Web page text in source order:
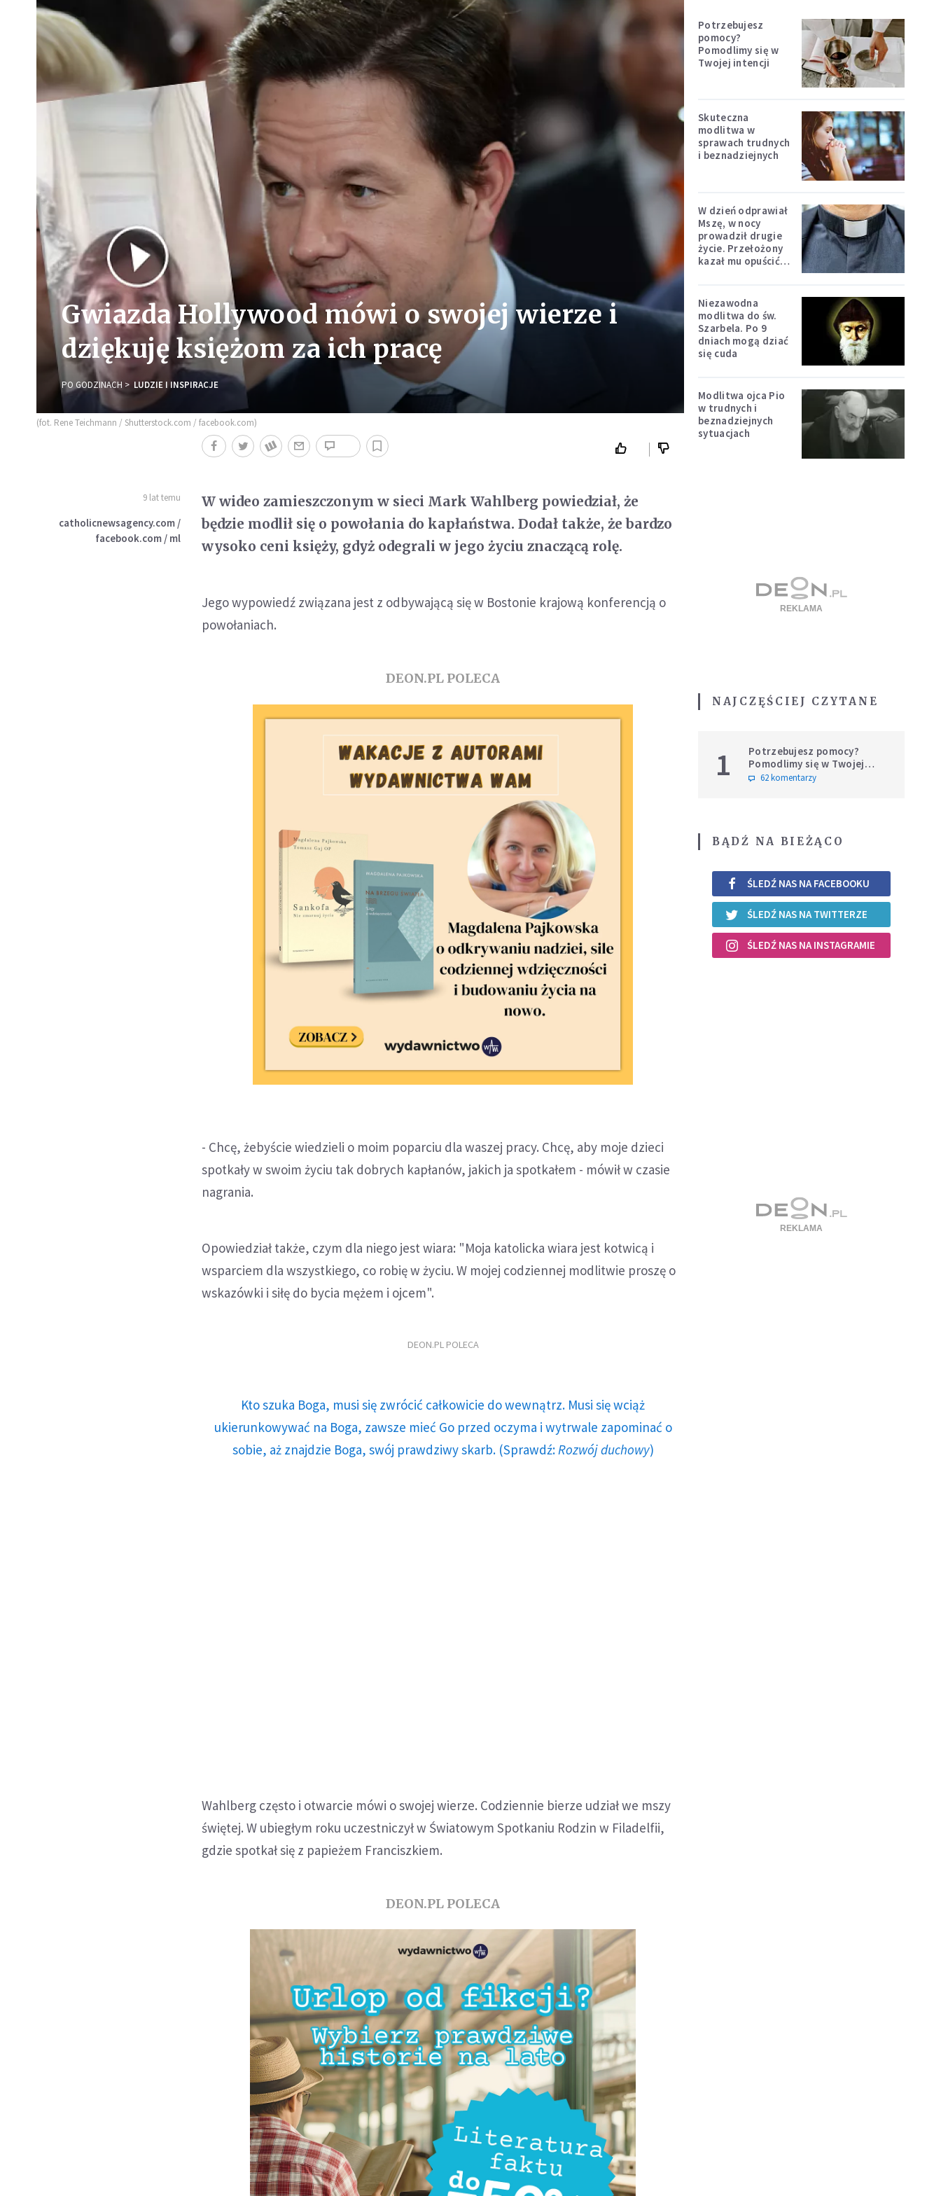
Gwiazda Hollywood mówi o swojej wierze i
dziękuję księżom za ich pracę
PO GODZINACH LUDZIE I INSPIRACJE
(fot. Rene Teichmann / Shutterstock.com / facebook.com)
9 lat temu
catholicnewsagency.com /
facebook.com / ml
W wideo zamieszczonym w sieci Mark Wahlberg powiedział, że
będzie modlił się o powołania do kapłaństwa. Dodał także, że bardzo
wysoko ceni księży, gdyż odegrali w jego życiu znaczącą rolę.
Jego wypowiedź związana jest z odbywającą się w Bostonie krajową konferencją o
powołaniach.
DEON.PL POLECA
- Chcę, żebyście wiedzieli o moim poparciu dla waszej pracy. Chcę, aby moje dzieci
spotkały w swoim życiu tak dobrych kapłanów, jakich ja spotkałem - mówił w czasie
nagrania.
Opowiedział także, czym dla niego jest wiara: "Moja katolicka wiara jest kotwicą i
wsparciem dla wszystkiego, co robię w życiu. W mojej codziennej modlitwie proszę o
wskazówki i siłę do bycia mężem i ojcem".
DEON.PL POLECA
Kto szuka Boga, musi się zwrócić całkowicie do wewnątrz. Musi się wciąż
ukierunkowywać na Boga, zawsze mieć Go przed oczyma i wytrwale zapominać o
sobie, aż znajdzie Boga, swój prawdziwy skarb. (Sprawdź: Rozwój duchowy)
Wahlberg często i otwarcie mówi o swojej wierze. Codziennie bierze udział we mszy
świętej. W ubiegłym roku uczestniczył w Światowym Spotkaniu Rodzin w Filadelfii,
gdzie spotkał się z papieżem Franciszkiem.
DEON.PL POLECA
Potrzebujesz
pomocy?
Pomodlimy się w
Twojej intencji
Skuteczna
modlitwa w
sprawach trudnych
i beznadziejnych
W dzień odprawiał
Mszę, w nocy
prowadził drugie
życie. Przełożony
kazał mu opuścić
Niezawodna
modlitwa do św.
Szarbela. Po 9
dniach mogą dziać
się cuda
Modlitwa ojca Pio
w trudnych i
beznadziejnych
sytuacjach
NAJCZĘŚCIEJ CZYTANE
1
Potrzebujesz pomocy?
Pomodlimy się w Twojej
intencji
62 komentarzy
BĄDŹ NA BIEŻĄCO
ŚLEDŹ NAS NA FACEBOOKU
ŚLEDŹ NAS NA TWITTERZE
ŚLEDŹ NAS NA INSTAGRAMIE